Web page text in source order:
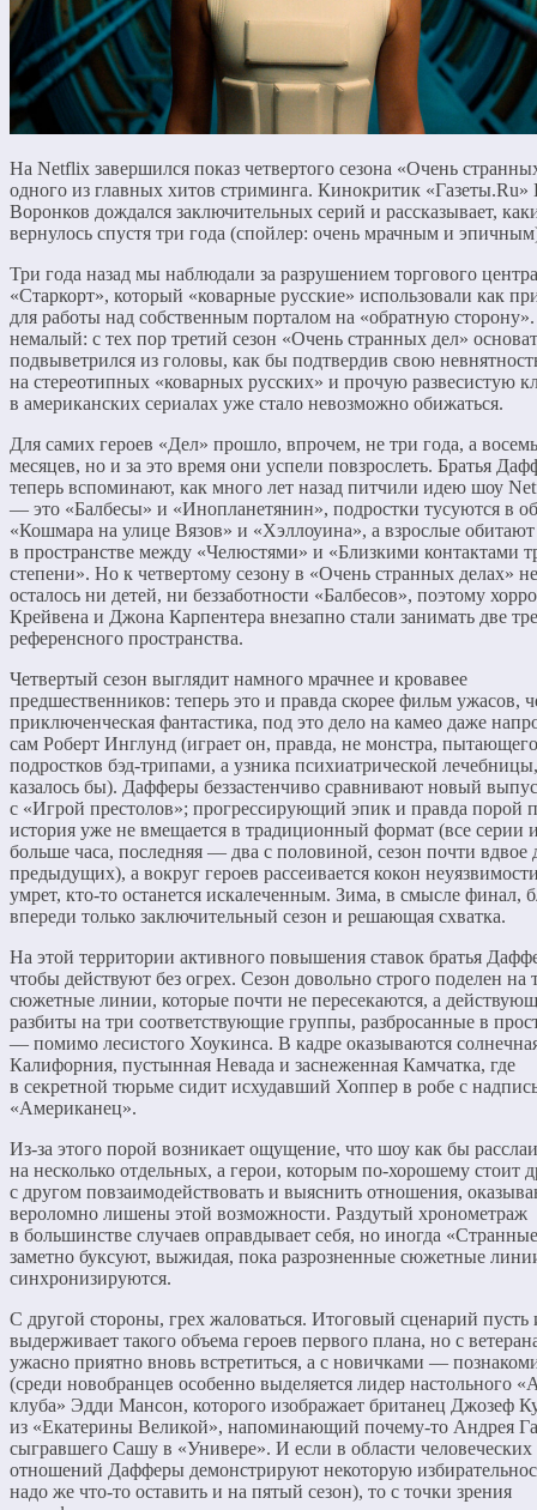
На Netflix завершился показ четвертого сезона «Очень
одного из главных хитов стриминга. Кинокритик «Газеты.Ru»
Воронков дождался заключительных серий и рассказывает,
вернулось спустя три года (спойлер: очень мрачным и
Три года назад мы наблюдали за разрушением торгового центра
«Старкорт», который «коварные русские» использовали как
для работы над собственным порталом на «обратную
немалый: с тех пор третий сезон «Очень странных дел»
подвыветрился из головы, как бы подтвердив свою
на стереотипных «коварных русских» и прочую развесистую
в американских сериалах уже стало невозможно обижаться.
Для самих героев «Дел» прошло, впрочем, не три года, а восемь
месяцев, но и за это время они успели повзрослеть. Братья
теперь вспоминают, как много лет назад питчили идею шоу
— это «Балбесы» и «Инопланетянин», подростки тусуются в
«Кошмара на улице Вязов» и «Хэллоуина», а взрослые обитают
в пространстве между «Челюстями» и «Близкими контактами
степени». Но к четвертому сезону в «Очень странных делах» не
осталось ни детей, ни беззаботности «Балбесов», поэтому
Крейвена и Джона Карпентера внезапно стали занимать две
референсного пространства.
Четвертый сезон выглядит намного мрачнее и кровавее
предшественников: теперь это и правда скорее фильм ужасов,
приключенческая фантастика, под это дело на камео даже
сам Роберт Инглунд (играет он, правда, не монстра, пытающего
подростков бэд-трипами, а узника психиатрической
казалось бы). Дафферы беззастенчиво сравнивают новый
с «Игрой престолов»; прогрессирующий эпик и правда порой
история уже не вмещается в традиционный формат (все серии
больше часа, последняя — два с половиной, сезон почти вдвое
предыдущих), а вокруг героев рассеивается кокон
умрет, кто-то останется искалеченным. Зима, в смысле финал,
впереди только заключительный сезон и решающая схватка.
На этой территории активного повышения ставок братья
чтобы действуют без огрех. Сезон довольно строго поделен на
сюжетные линии, которые почти не пересекаются, а
разбиты на три соответствующие группы, разбросанные в
— помимо лесистого Хоукинса. В кадре оказываются
Калифорния, пустынная Невада и заснеженная Камчатка, где
в секретной тюрьме сидит исхудавший Хоппер в робе с
«Американец».
Из-за этого порой возникает ощущение, что шоу как бы
на несколько отдельных, а герои, которым по-хорошему стоит
с другом повзаимодействовать и выяснить отношения,
вероломно лишены этой возможности. Раздутый хронометраж
в большинстве случаев оправдывает себя, но иногда
заметно буксуют, выжидая, пока разрозненные сюжетные
синхронизируются.
С другой стороны, грех жаловаться. Итоговый сценарий пусть
выдерживает такого объема героев первого плана, но с
ужасно приятно вновь встретиться, а с новичками —
(среди новобранцев особенно выделяется лидер настольного
клуба» Эдди Мансон, которого изображает британец Джозеф
из «Екатерины Великой», напоминающий почему-то Андрея
сыгравшего Сашу в «Универе». И если в области человеческих
отношений Дафферы демонстрируют некоторую
надо же что-то оставить и на пятый сезон), то с точки зрения